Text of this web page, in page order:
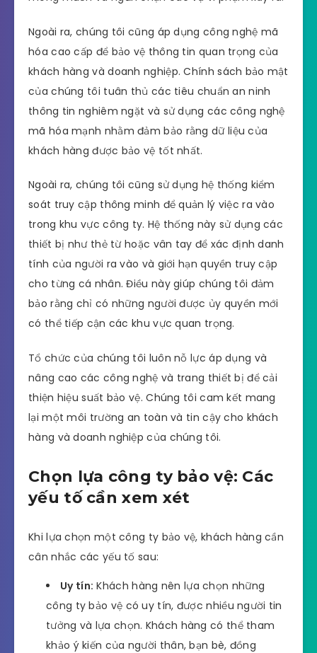
Ngoài ra, chúng tôi cũng áp dụng công nghệ mã
hóa cao cấp để bảo vệ thông tin quan trọng của
khách hàng và doanh nghiệp. Chính sách bảo mật
của chúng tôi tuân thủ các tiêu chuẩn an ninh
thông tin nghiêm ngặt và sử dụng các công nghệ
mã hóa mạnh nhằm đảm bảo rằng dữ liệu của
khách hàng được bảo vệ tốt nhất.
Ngoài ra, chúng tôi cũng sử dụng hệ thống kiểm
soát truy cập thông minh để quản lý việc ra vào
trong khu vực công ty. Hệ thống này sử dụng các
thiết bị như thẻ từ hoặc vân tay để xác định danh
tính của người ra vào và giới hạn quyền truy cập
cho từng cá nhân. Điều này giúp chúng tôi đảm
bảo rằng chỉ có những người được ủy quyền mới
có thể tiếp cận các khu vực quan trọng.
Tổ chức của chúng tôi luôn nỗ lực áp dụng và
nâng cao các công nghệ và trang thiết bị để cải
thiện hiệu suất bảo vệ. Chúng tôi cam kết mang
lại một môi trường an toàn và tin cậy cho khách
hàng và doanh nghiệp của chúng tôi.
Chọn lựa công ty bảo vệ: Các
yếu tố cần xem xét
Khi lựa chọn một công ty bảo vệ, khách hàng cần
cân nhắc các yếu tố sau:
Uy tín: Khách hàng nên lựa chọn những
công ty bảo vệ có uy tín, được nhiều người tin
tưởng và lựa chọn. Khách hàng có thể tham
khảo ý kiến của người thân, bạn bè, đồng